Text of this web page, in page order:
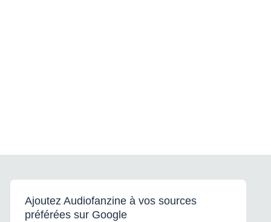
Ajoutez Audiofanzine à vos sources
préférées sur Google